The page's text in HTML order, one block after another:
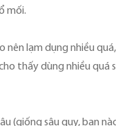
mối.
lạm dụng nhiều
thấy dùng nhiều quá
(giống sâu quy, bạn